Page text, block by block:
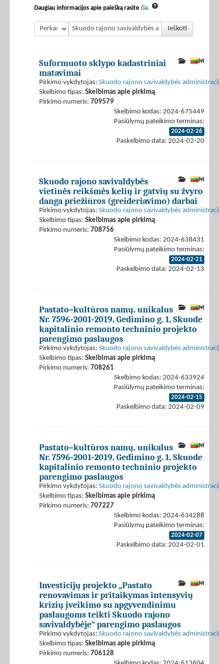
Daugiau informacijos apie paiešką rasite čia.
Ieškoti
Suformuoto sklypo kadastriniai
matavimai
Pirkimo vykdytojas: Skuodo rajono savivaldybės
Skelbimo tipas: Skelbimas apie pirkimą
Pirkimo numeris: 709579
Skelbimo kodas: 2024-675449
Pasiūlymų pateikimo terminas:
2024-02-26
Paskelbimo data: 2024-02-20
Skuodo rajono savivaldybės
vietinės reikšmės kelių ir gatvių su žvyro
danga priežiūros (greideriavimo) darbai
Pirkimo vykdytojas: Skuodo rajono savivaldybės
Skelbimo tipas: Skelbimas apie pirkimą
Pirkimo numeris: 708756
Skelbimo kodas: 2024-638431
Pasiūlymų pateikimo terminas:
2024-02-21
Paskelbimo data: 2024-02-13
Pastato–kultūros namų, unikalus
Nr. 7596-2001-2019, Gedimino g. 1, Skuode
kapitalinio remonto techninio projekto
parengimo paslaugos
Pirkimo vykdytojas: Skuodo rajono savivaldybės
Skelbimo tipas: Skelbimas apie pirkimą
Pirkimo numeris: 708261
Skelbimo kodas: 2024-633924
Pasiūlymų pateikimo terminas:
2024-02-15
Paskelbimo data: 2024-02-09
Pastato–kultūros namų, unikalus
Nr. 7596-2001-2019, Gedimino g. 1, Skuode
kapitalinio remonto techninio projekto
parengimo paslaugos
Pirkimo vykdytojas: Skuodo rajono savivaldybės
Skelbimo tipas: Skelbimas apie pirkimą
Pirkimo numeris: 707227
Skelbimo kodas: 2024-634288
Pasiūlymų pateikimo terminas:
2024-02-07
Paskelbimo data: 2024-02-01
Investicijų projekto „Pastato
renovavimas ir pritaikymas intensyvių
krizių įveikimo su apgyvendinimu
paslaugoms teikti Skuodo rajono
savivaldybėje“ parengimo paslaugos
Pirkimo vykdytojas: Skuodo rajono savivaldybės
Skelbimo tipas: Skelbimas apie pirkimą
Pirkimo numeris: 706128